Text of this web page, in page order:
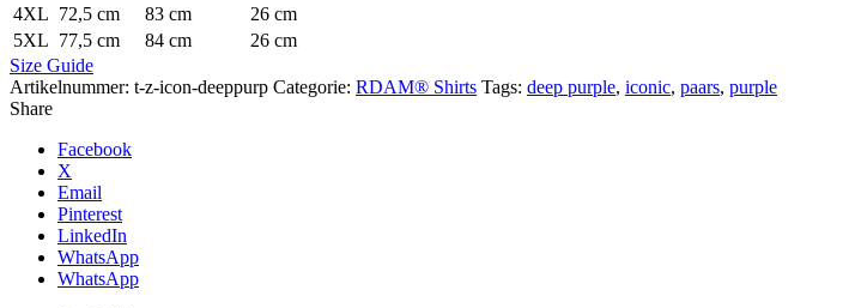
4XL 72,5 cm 83 cm
26 cm
5XL 77,5 cm 84 cm
26 cm
Size Guide
Artikelnummer: t-z-icon-deeppurp Categorie: RDAM® Shirts Tags: deep purple, iconic, paars, purple
Share
Facebook
X
Email
Pinterest
LinkedIn
WhatsApp
WhatsApp